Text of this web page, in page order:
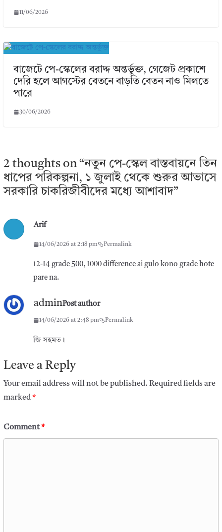
11/06/2026
বাজেটে পে-স্কেলের বরাদ্দ অন্তর্ভুক্ত, গেজেট প্রকাশে
দেরি হলে আগস্টের বেতনে বাড়তি বেতন নাও মিলতে
পারে
30/06/2026
2 thoughts on “নতুন পে-স্কেল বাস্তবায়নে তিন
ধাপের পরিকল্পনা, ১ জুলাই থেকে শুরুর আভাসে
সরকারি চাকরিজীবীদের মধ্যে আশাবাদ”
Arif
14/06/2026 at 2:18 pm Permalink
12-14 grade 500, 1000 difference ai gulo kono grade hote
pare na.
adminPost author
14/06/2026 at 2:48 pm Permalink
জি সহমত।
Leave a Reply
Your email address will not be published. Required fields are
marked*
Comment*